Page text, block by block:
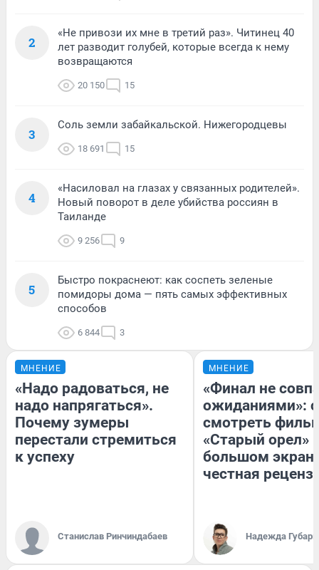
2
«Не привози их мне в третий раз». Читинец 40
лет разводит голубей, которые всегда к нему
возвращаются
20 150 15
3
Соль земли забайкальской. Нижегородцевы
18 691 15
4
«Насиловал на глазах у связанных родителей».
Новый поворот в деле убийства россиян в
Таиланде
9 256 9
5
Быстро покраснеют: как соспеть зеленые
помидоры дома — пять самых эффективных
способов
6 844 3
МНЕНИЕ
«Надо радоваться, не
надо напрягаться».
Почему зумеры
перестали стремиться
к успеху
Станислав Ринчиндабаев
МНЕНИЕ
«Финал не
ожиданиями»:
смотреть
«Старый орел»
большом
честная
Надежда Губарь